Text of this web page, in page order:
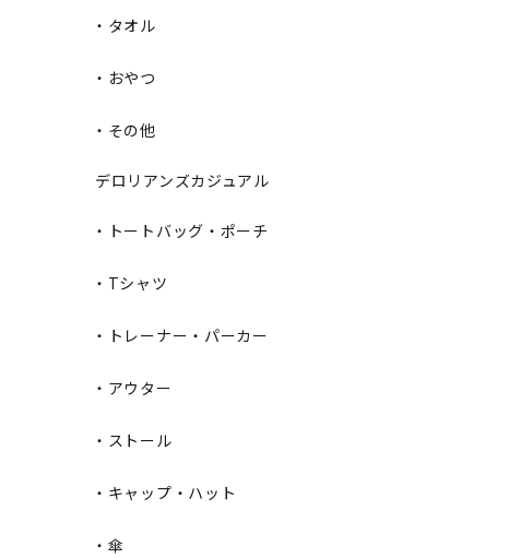
・タオル
・おやつ
・その他
デロリアンズカジュアル
・トートバッグ・ポーチ
・Tシャツ
・トレーナー・パーカー
・アウター
・ストール
・キャップ・ハット
・傘